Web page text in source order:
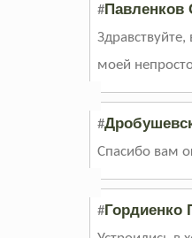
#Павленков
моей
#
Спасибо вам
#Гордиенко